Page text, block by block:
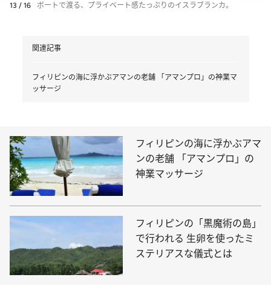
13 / 16 ボートで渡る、プライベート感たっぷりのイスラブランカ。
関連記事
フィリピンの海に浮かぶアマンの老舗 「アマンプロ」の神業マ
ッサージ
フィリピンの海に浮かぶアマ
ンの老舗 「アマンプロ」の
神業マッサージ
フィリピンの「黒魔術の島」
で行われる 生卵を使ったミ
ステリアスな儀式とは